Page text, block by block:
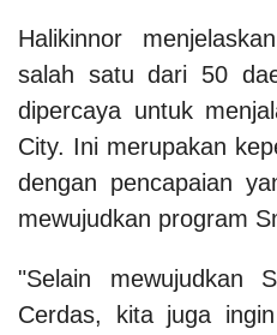
Halikinnor
salah satu dari 50
dipercaya untuk
City. Ini merupakan
dengan pencapaian
mewujudkan program
"Selain mewujudkan
Cerdas, kita juga